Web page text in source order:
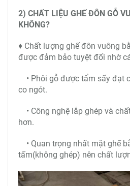
2) CHẤT LIỆU GHẾ ĐÔN GỖ
KHÔNG?
♦ Chất lượng ghế đôn vuông
được đảm bảo tuyệt đối nhờ
• Phôi gỗ được tẩm sấy đạt
co ngót.
• Công nghệ lắp ghép và
hơn.
• Quan trọng nhất mặt ghế
tấm(không ghép) nên chất